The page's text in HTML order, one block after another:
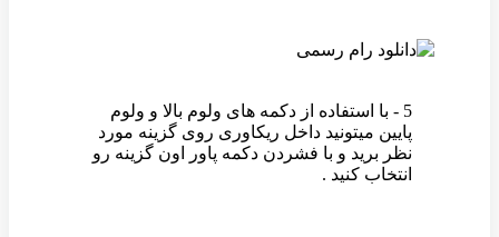
5 - با استفاده از دکمه های ولوم بالا و ولوم
پایین میتونید داخل ریکاوری روی گزینه مورد
نظر برید و با فشردن دکمه پاور اون گزینه رو
انتخاب کنید .